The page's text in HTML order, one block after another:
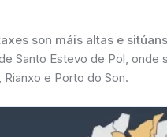
son máis altas e
Santo Estevo de Pol, onde
e Porto do Son.